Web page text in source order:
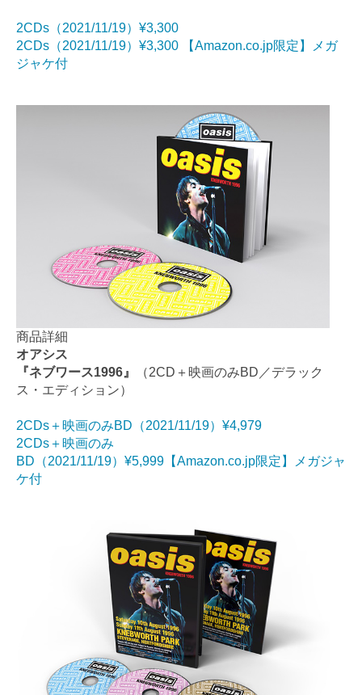
2CDs（2021/11/19）¥3,300
2CDs（2021/11/19）¥3,300 【Amazon.co.jp限定】メガ
ジャケ付
商品詳細
オアシス
『ネブワース1996』
（2CD＋映画のみBD／デラック
ス・エディション）
2CDs＋映画のみBD（2021/11/19）¥4,979
2CDs＋映画のみ
BD（2021/11/19）¥5,999【Amazon.co.jp限定】メガジャ
ケ付